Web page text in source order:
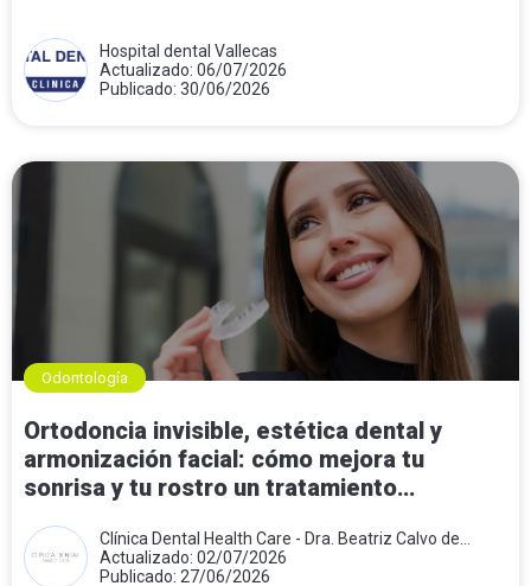
Hospital dental Vallecas
Actualizado: 06/07/2026
Publicado: 30/06/2026
Odontología
Ortodoncia invisible, estética dental y
armonización facial: cómo mejora tu
sonrisa y tu rostro un tratamiento
Clínica Dental Health Care - Dra. Beatriz Calvo de
Mora
Actualizado: 02/07/2026
Publicado: 27/06/2026